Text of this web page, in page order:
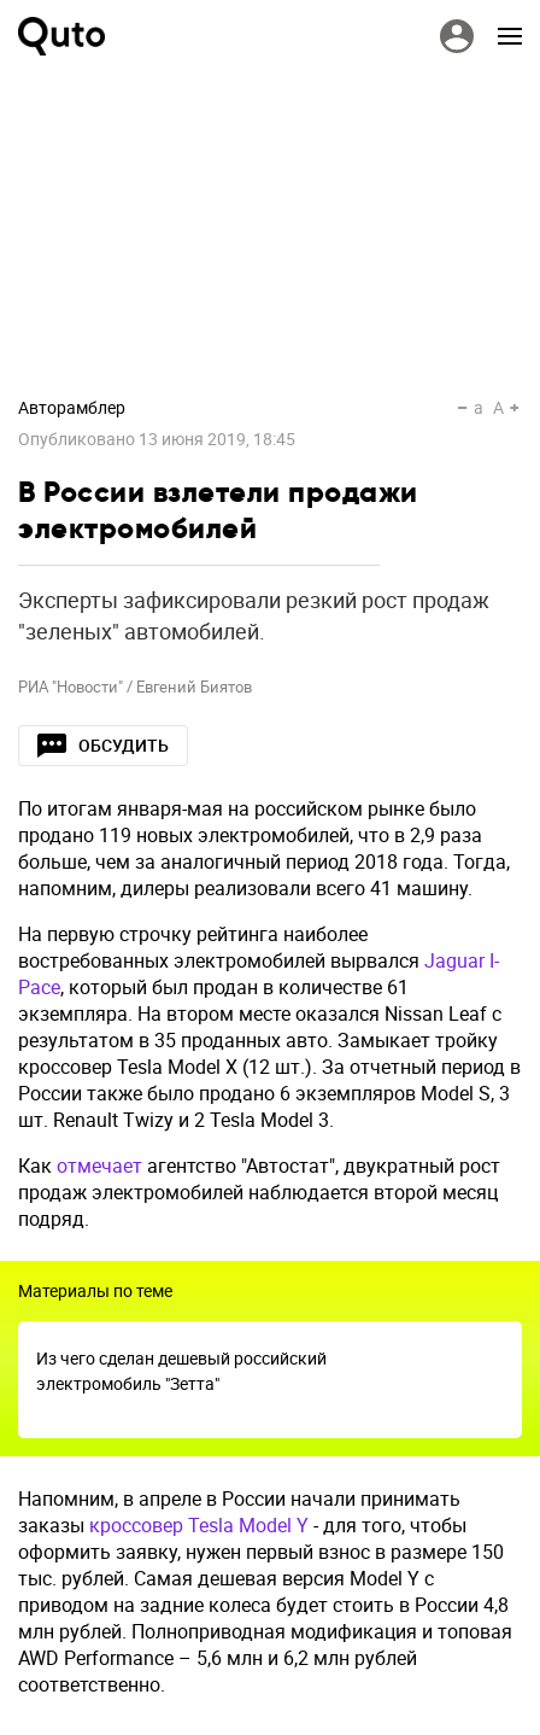
Авторамблер
Опубликовано 13 июня 2019, 18:45
a A
В России взлетели продажи
электромобилей
Эксперты зафиксировали резкий рост продаж
"зеленых" автомобилей.
РИА "Новости" / Евгений Биятов
ОБСУДИТЬ
По итогам января-мая на российском рынке было
продано 119 новых электромобилей, что в 2,9 раза
больше, чем за аналогичный период 2018 года. Тогда,
напомним, дилеры реализовали всего 41 машину.
На первую строчку рейтинга наиболее
востребованных электромобилей вырвался Jaguar I-
Pace, который был продан в количестве 61
экземпляра. На втором месте оказался Nissan Leaf с
результатом в 35 проданных авто. Замыкает тройку
кроссовер Tesla Model X (12 шт.). За отчетный период в
России также было продано 6 экземпляров Model S, 3
шт. Renault Twizy и 2 Tesla Model 3.
Какотмечает агентство "Автостат", двукратный рост
продаж электромобилей наблюдается второй месяц
подряд.
Материалы по теме
Из чего сделан дешевый российский
электромобиль "Зетта"
Напомним, в апреле в России начали принимать
заказы кроссовер Tesla Model Y- для того, чтобы
оформить заявку, нужен первый взнос в размере 150
тыс. рублей. Самая дешевая версия Model Y с
приводом на задние колеса будет стоить в России 4,8
млн рублей. Полноприводная модификация и топовая
AWD Performance – 5,6 млн и 6,2 млн рублей
соответственно.